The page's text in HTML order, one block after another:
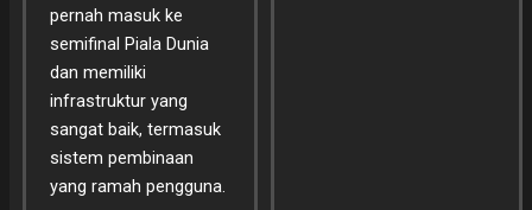
pernah masuk ke
semifinal Piala Dunia
dan memiliki
infrastruktur yang
sangat baik, termasuk
sistem pembinaan
yang ramah pengguna.